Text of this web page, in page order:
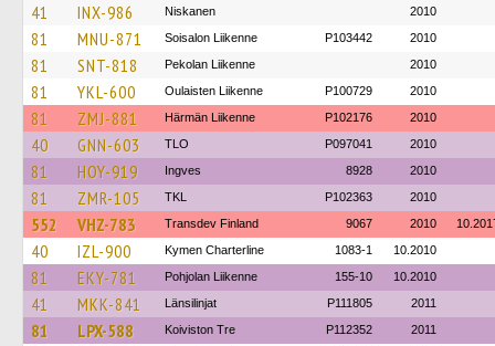
41 INX-986 Niskanen 2010
81 MNU-871 Soisalon Liikenne P103442 2010
81 SNT-818 Pekolan Liikenne 2010
81 YKL-600 Oulaisten Liikenne P100729 2010
81 ZMJ-881 Härmän Liikenne P102176 2010
40 GNN-603 TLO P097041 2010
81 HOY-919 Ingves 8928 2010
81 ZMR-105 TKL P102363 2010
552 VHZ-783 Transdev Finland 9067 2010
40 IZL-900 Kymen Charterline 1083-1 10.2010
81 EKY-781 Pohjolan Liikenne 155-10 10.2010
41 MKK-841 Länsilinjat P111805 2011
81 LPX-588 Koiviston Tre P112352 2011